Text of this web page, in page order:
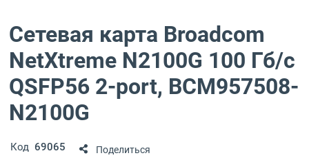
Сетевая карта Broadcom
NetXtreme N2100G 100 Гб/с
QSFP56 2-port, BCM957508-
N2100G
Код 69065 Поделиться